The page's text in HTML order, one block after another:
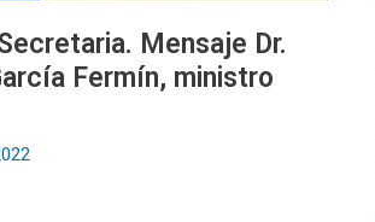
Mensaje Dr.
Fermín, ministro